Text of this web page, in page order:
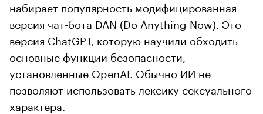
набирает популярность модифицированная
версия чат-бота DAN (Do Anything Now). Это
версия ChatGPT, которую научили обходить
основные функции безопасности,
установленные OpenAI. Обычно ИИ не
позволяют использовать лексику сексуального
характера.